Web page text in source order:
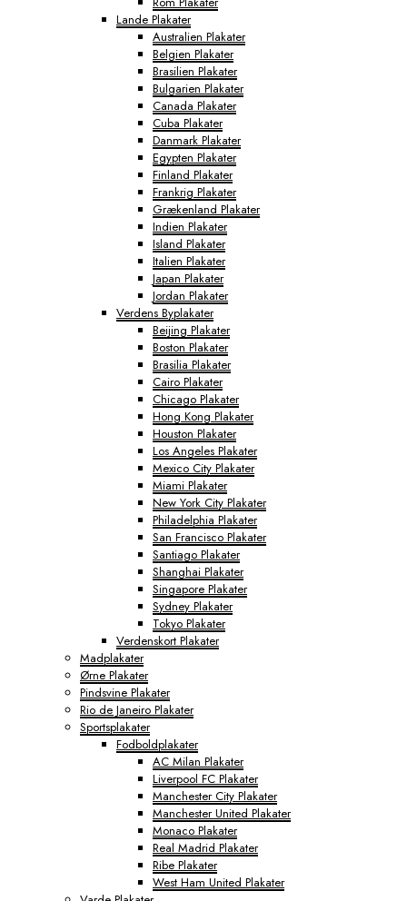
Lande Plakater
Australien Plakater
Belgien Plakater
Brasilien Plakater
Bulgarien Plakater
Canada Plakater
Cuba Plakater
Danmark Plakater
Egypten Plakater
Finland Plakater
Frankrig Plakater
Grækenland Plakater
Indien Plakater
Island Plakater
Italien Plakater
Japan Plakater
Jordan Plakater
Verdens Byplakater
Beijing Plakater
Boston Plakater
Brasilia Plakater
Cairo Plakater
Chicago Plakater
Hong Kong Plakater
Houston Plakater
Los Angeles Plakater
Mexico City Plakater
Miami Plakater
New York City Plakater
Philadelphia Plakater
San Francisco Plakater
Santiago Plakater
Shanghai Plakater
Singapore Plakater
Sydney Plakater
Tokyo Plakater
Verdenskort Plakater
Madplakater
Ørne Plakater
Pindsvine Plakater
Rio de Janeiro Plakater
Sportsplakater
Fodboldplakater
AC Milan Plakater
Liverpool FC Plakater
Manchester City Plakater
Manchester United Plakater
Monaco Plakater
Real Madrid Plakater
Ribe Plakater
West Ham United Plakater